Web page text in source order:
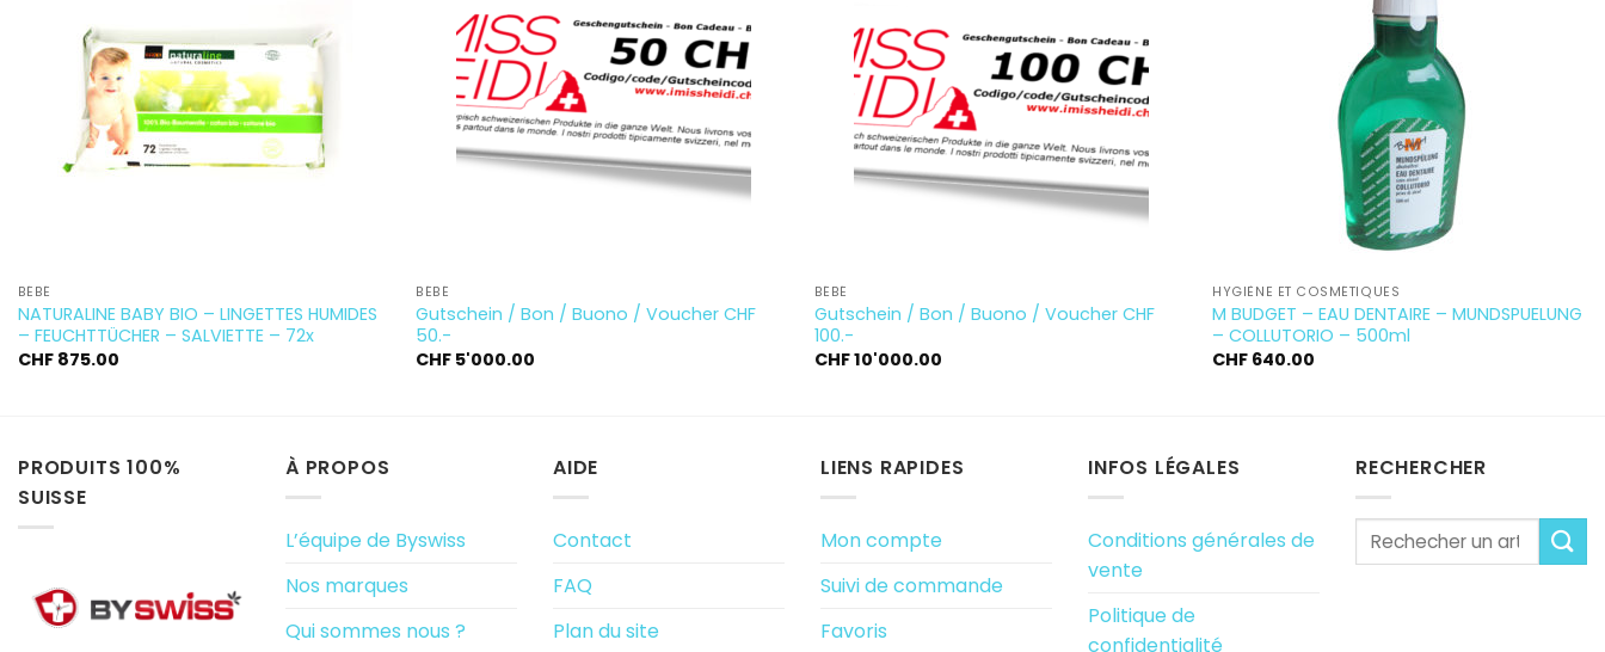
Ajouter
BÉBÉ
NATURALINE BABY BIO – LINGETTES HUMIDES
– FEUCHTTÜCHER – SALVIETTE – 72x
CHF875.00
Ajouter
à la
wishlist
BÉBÉ
Gutschein / Bon / Buono / Voucher CHF
50.-
CHF 5'000.00
à la
wishlist
BÉBÉ
Gutschein / Bon / Buono / Voucher CHF
100.-
CHF10'000.00
HYGIÈNE ET COSMÉTIQUES
M BUDGET – EAU DENTAIRE – MUNDSPUELUNG
– COLLUTORIO – 500ml
CHF 640.00
PRODUITS 100%
SUISSE
À PROPOS
L’équipe de Byswiss
Nos marques
Qui sommes nous ?
AIDE
Contact
FAQ
Plan du site
LIENS RAPIDES
Mon compte
Suivi de commande
Favoris
INFOS LÉGALES
Conditions générales de
vente
Politique de
confidentialité
RECHERCHER